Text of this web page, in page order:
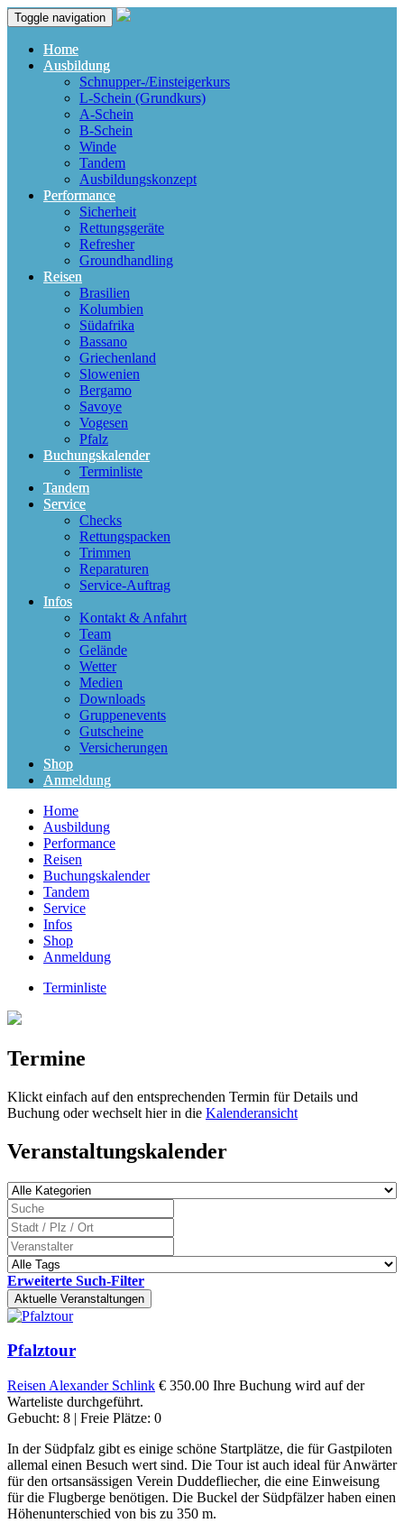
Toggle navigation
Home
Ausbildung
Schnupper-/Einsteigerkurs
L-Schein (Grundkurs)
A-Schein
B-Schein
Winde
Tandem
Ausbildungskonzept
Performance
Sicherheit
Rettungsgeräte
Refresher
Groundhandling
Reisen
Brasilien
Kolumbien
Südafrika
Bassano
Griechenland
Slowenien
Bergamo
Savoye
Vogesen
Pfalz
Buchungskalender
Terminliste
Tandem
Service
Checks
Rettungspacken
Trimmen
Reparaturen
Service-Auftrag
Infos
Kontakt & Anfahrt
Team
Gelände
Wetter
Medien
Downloads
Gruppenevents
Gutscheine
Versicherungen
Shop
Anmeldung
Home
Ausbildung
Performance
Reisen
Buchungskalender
Tandem
Service
Infos
Shop
Anmeldung
Terminliste
Termine
Klickt einfach auf den entsprechenden Termin für Details und
Buchung oder wechselt hier in die Kalenderansicht
Veranstaltungskalender
Erweiterte Such-Filter
Aktuelle Veranstaltungen
Pfalztour
Reisen Alexander Schlink € 350.00 Ihre Buchung wird auf der
Warteliste durchgeführt.
Gebucht: 8 | Freie Plätze: 0
In der Südpfalz gibt es einige schöne Startplätze, die für Gastpiloten
allemal einen Besuch wert sind. Die Tour ist auch ideal für Anwärter
für den ortsansässigen Verein Duddefliecher, die eine Einweisung
für die Flugberge benötigen. Die Buckel der Südpfälzer haben einen
Höhenunterschied von bis zu 350 m.